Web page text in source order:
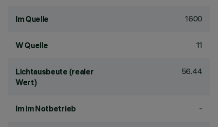
lm Quelle 1600
W Quelle 11
Lichtausbeute (realer
Wert)
56.44
lm im Notbetrieb -